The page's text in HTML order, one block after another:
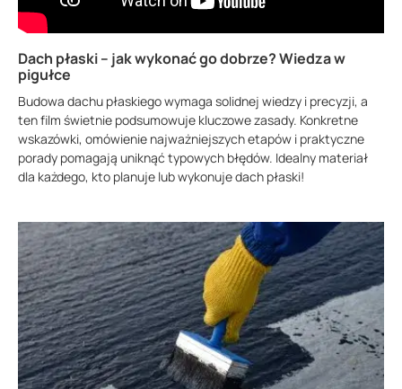
Dach płaski – jak wykonać go dobrze? Wiedza w
pigułce
Budowa dachu płaskiego wymaga solidnej wiedzy i precyzji, a
ten film świetnie podsumowuje kluczowe zasady. Konkretne
wskazówki, omówienie najważniejszych etapów i praktyczne
porady pomagają uniknąć typowych błędów. Idealny materiał
dla każdego, kto planuje lub wykonuje dach płaski!